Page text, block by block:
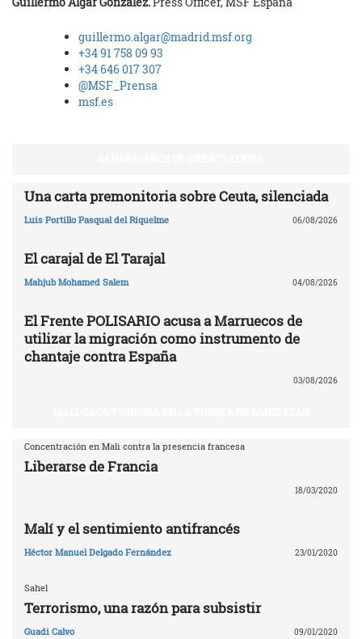
guillermo.algar@madrid.msf.org
+34 91 758 09 93
+34 646 017 307
@MSF_Prensa
msf.es
Una carta premonitoria sobre Ceuta, silenciada
Luis Portillo Pasqual del Riquelme 06/08/2026
El carajal de El Tarajal
Mahjub Mohamed Salem 04/08/2026
El Frente POLISARIO acusa a Marruecos de
utilizar la migración como instrumento de
chantaje contra España
03/08/2026
Concentración en Mali contra la presencia francesa
Liberarse de Francia
18/03/2020
Malí y el sentimiento antifrancés
Héctor Manuel Delgado Fernández 23/01/2020
Sahel
Terrorismo, una razón para subsistir
Guadi Calvo 09/01/2020